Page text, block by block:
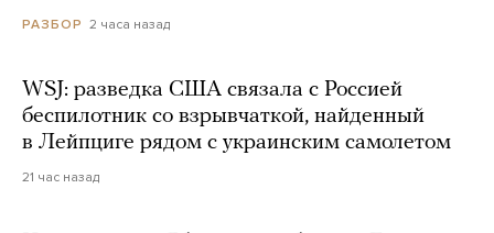
РАЗБОР 2 часа назад
WSJ: разведка США связала с Россией
беспилотник со взрывчаткой, найденный
в Лейпциге рядом с украинским самолетом
21 час назад